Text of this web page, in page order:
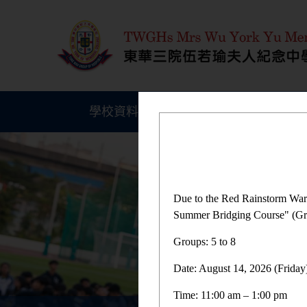
學校資料 學生成就
Due to the Red Rainstorm
Summer Bridging Course"
Groups: 5 to 8
Date: August 14, 2026
Time: 11:00 am – 1:00 pm